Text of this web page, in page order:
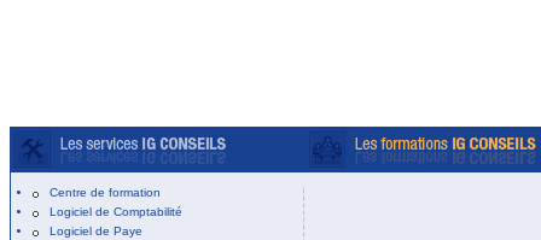
Centre de formation
Logiciel de Comptabilité
Logiciel de Paye